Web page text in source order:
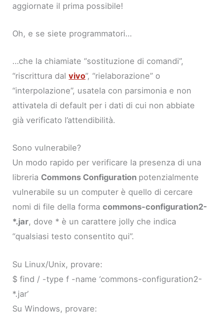
aggiornate il prima possibile!
Oh, e se siete programmatori…
…che la chiamiate “sostituzione di comandi”,
“riscrittura dalvivo”, “rielaborazione” o
“interpolazione”, usatela con parsimonia e non
attivatela di default per i dati di cui non abbiate
già verificato l’attendibilità.
Sono vulnerabile?
Un modo rapido per verificare la presenza di una
libreria Commons Configuration potenzialmente
vulnerabile su un computer è quello di cercare
nomi di file della formacommons-configuration2-
*.jar, dove * è un carattere jolly che indica
“qualsiasi testo consentito qui”.
Su Linux/Unix, provare:
$ find / -type f -name ‘commons-configuration2-
*.jar’
Su Windows, provare: